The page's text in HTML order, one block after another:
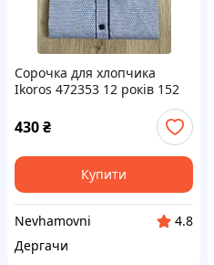
Сорочка для хлопчика
Ikoros 472353 12 років 152
430₴
Купити
Nevhamovni
4.8
Дергачи